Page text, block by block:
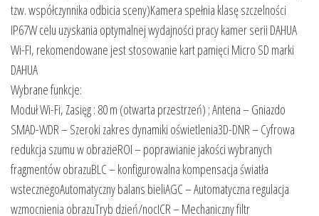
tzw. współczynnika odbicia sceny)Kamera spełnia klasę szczelności
IP67W celu uzyskania optymalnej wydajności pracy kamer serii DAHUA
Wi-FI, rekomendowane jest stosowanie kart pamięci Micro SD marki
DAHUA
Wybrane funkcje:
Moduł Wi-Fi, Zasięg : 80 m (otwarta przestrzeń) ; Antena – Gniazdo
SMAD-WDR – Szeroki zakres dynamiki oświetlenia3D-DNR – Cyfrowa
redukcja szumu w obrazieROI – poprawianie jakości wybranych
fragmentów obrazuBLC – konfigurowalna kompensacja światła
wstecznegoAutomatyczny balans bieliAGC – Automatyczna regulacja
wzmocnienia obrazuTryb dzień/nocICR – Mechaniczny filtr